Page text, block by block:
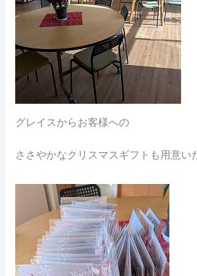
グレイスからお客様への
ささやかなクリスマスギフトも用意い